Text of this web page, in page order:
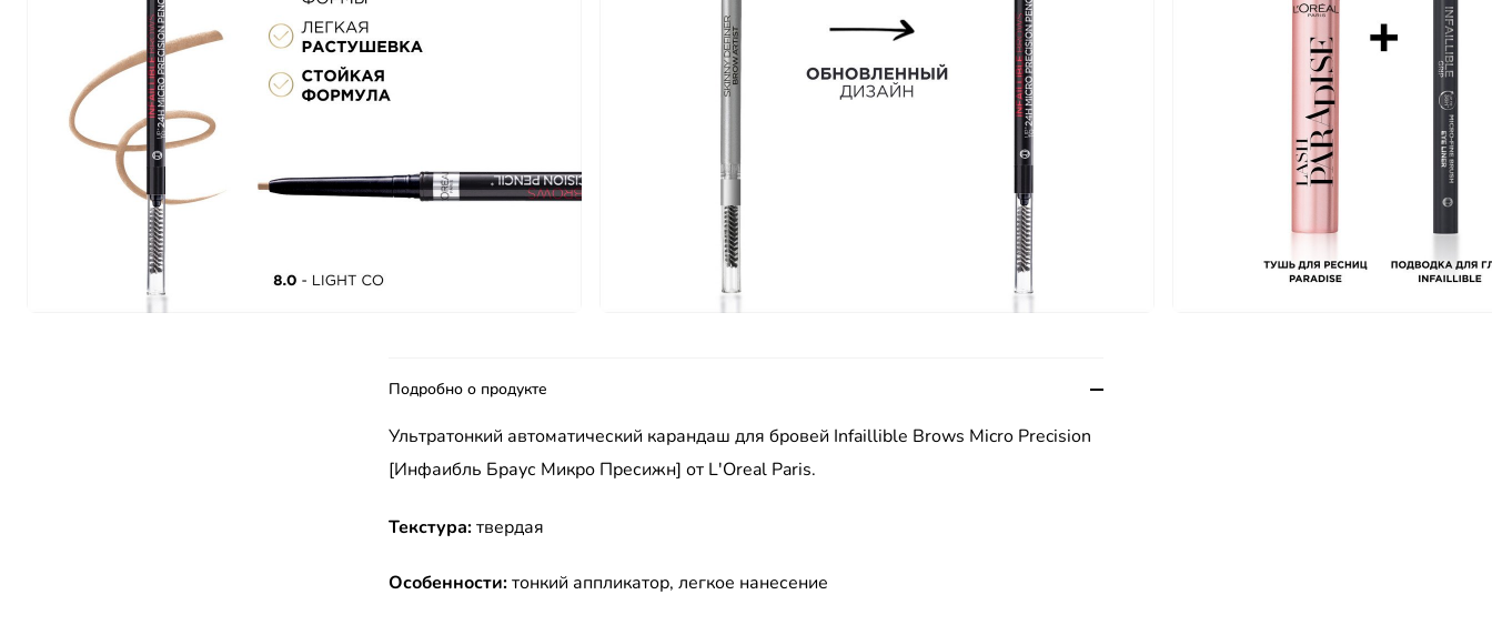
Подробно о продукте
Ультратонкий автоматический карандаш для бровей Infaillible Brows Micro Precision
[Инфаибль Браус Микро Пресижн] от L'Oreal Paris.
Текстура:твердая
Особенности:тонкий аппликатор, легкое нанесение